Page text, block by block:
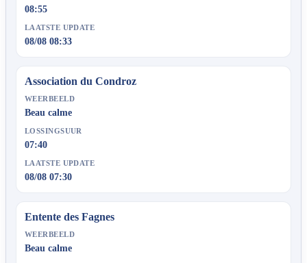
08:55
LAATSTE UPDATE
08/08 08:33
Association du Condroz
WEERBEELD
Beau calme
LOSSINGSUUR
07:40
LAATSTE UPDATE
08/08 07:30
Entente des Fagnes
WEERBEELD
Beau calme